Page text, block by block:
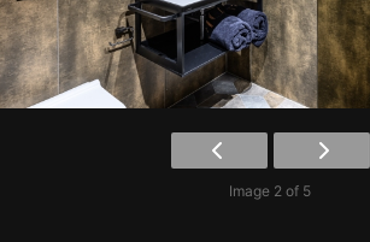
Image 2 of 5